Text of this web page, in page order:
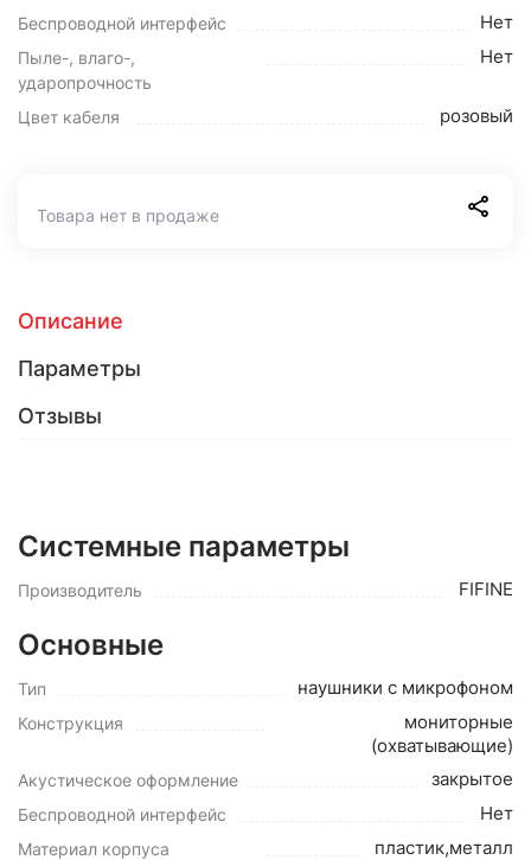
Беспроводной интерфейс Нет
Пыле-, влаго-,
ударопрочность
Нет
Цвет кабеля розовый
Товара нет в продаже
Описание
Параметры
Отзывы
Системные параметры
Производитель FIFINE
Основные
Тип наушники с микрофоном
Конструкция
мониторные
(охватывающие)
Акустическое оформление закрытое
Беспроводной интерфейс Нет
Материал корпуса
пластик,металл